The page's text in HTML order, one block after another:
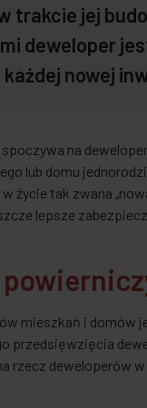
trakcie jej
deweloper
nowej
na
lub domu
życie tak zwana
lepsze
mieszkań i domów
przedsięwzięcia
rzecz deweloperów